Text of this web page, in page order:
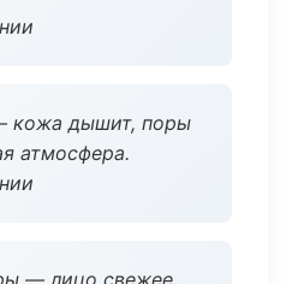
кожа дышит, поры
атмосфера.
— лицо свежее,